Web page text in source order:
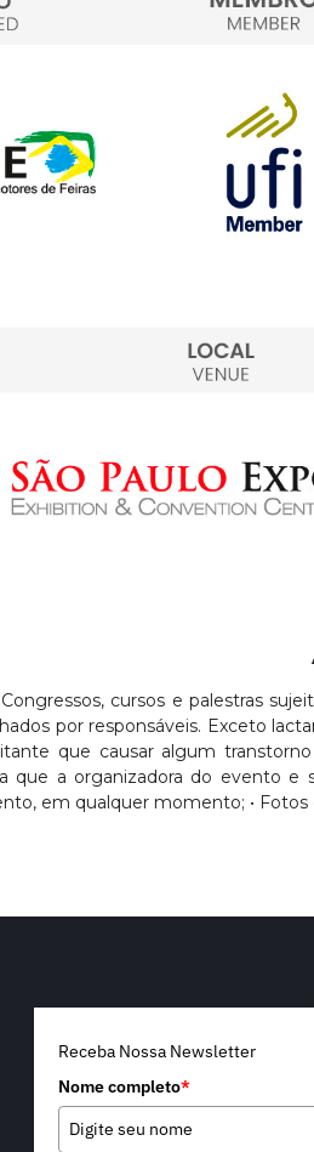
cursos e palestras
por responsáveis. Exceto
que causar algum
a organizadora do evento e
em qualquer momento; •
Receba Nossa Newsletter
Nome completo*